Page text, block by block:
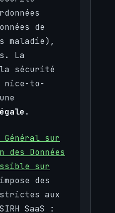
de
maladie),
La
sécurité
nice-to-
.
Général sur
Données
sur
des
aux
SaaS :